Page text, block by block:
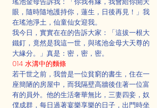
眼，隨時隨地護持你，蓮生，日後再見！」我
在瑤池淨土，仙童仙女迎我。
我今日，實實在在的告訴大家：「這拔一根大
鐵釘，竟然是我這一世，與瑤池金母大天尊的
大緣分。」真是：密，密，密。
014 水溝中的麵條
若干世之前，我曾是一位貧窮的書生，住在一
座簡陋的房屋中，而我隔壁高牆後住著一位富
有的員外。他的生活奢華無比，三妻四妾，奴
僕成群，每日過著宴樂享樂的日子，出門時坐